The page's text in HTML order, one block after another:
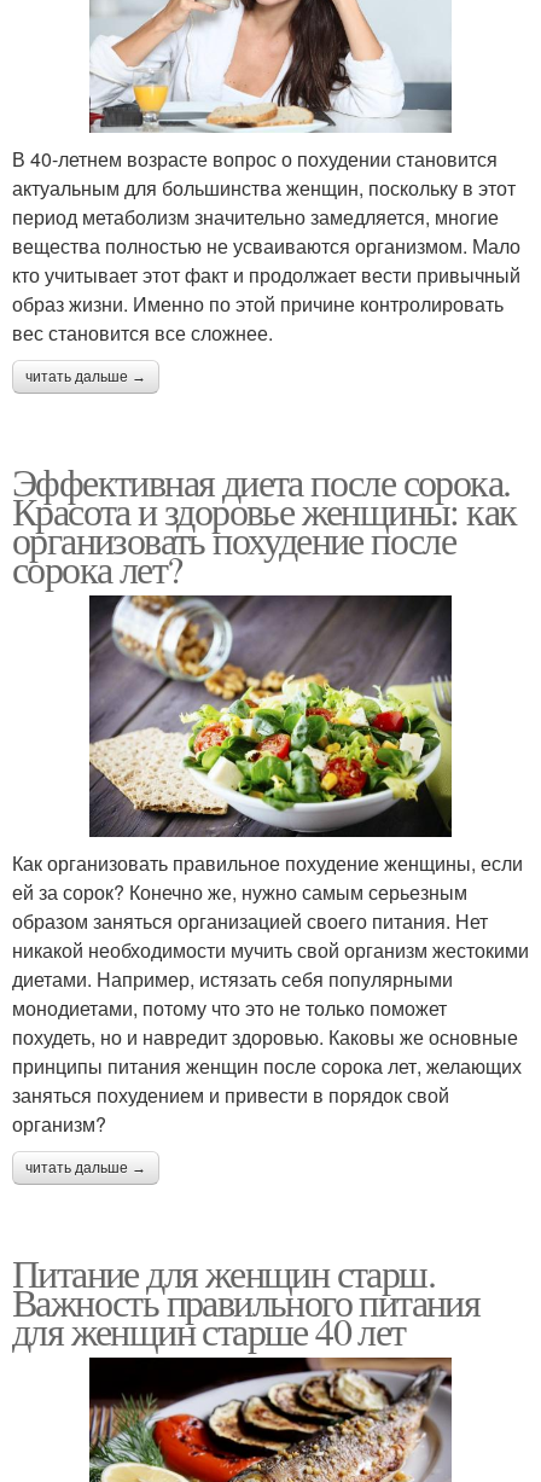
В 40-летнем возрасте вопрос о похудении становится
актуальным для большинства женщин, поскольку в этот
период метаболизм значительно замедляется, многие
вещества полностью не усваиваются организмом. Мало
кто учитывает этот факт и продолжает вести привычный
образ жизни. Именно по этой причине контролировать
вес становится все сложнее.
читать дальше →
Эффективная диета после сорока.
Красота и здоровье женщины: как
организовать похудение после
сорока лет?
Как организовать правильное похудение женщины, если
ей за сорок? Конечно же, нужно самым серьезным
образом заняться организацией своего питания. Нет
никакой необходимости мучить свой организм жестокими
диетами. Например, истязать себя популярными
монодиетами, потому что это не только поможет
похудеть, но и навредит здоровью. Каковы же основные
принципы питания женщин после сорока лет, желающих
заняться похудением и привести в порядок свой
организм?
читать дальше →
Питание для женщин старш.
Важность правильного питания
для женщин старше 40 лет